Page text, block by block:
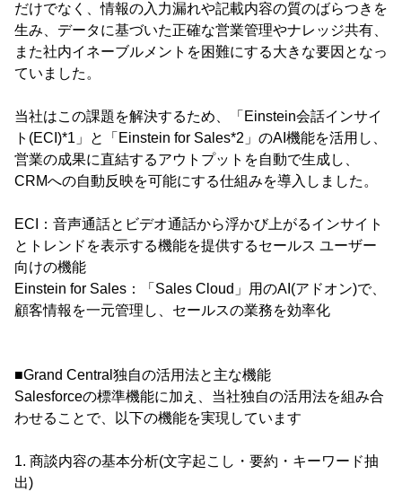
だけでなく、情報の入力漏れや記載内容の質のばらつきを
生み、データに基づいた正確な営業管理やナレッジ共有、
また社内イネーブルメントを困難にする大きな要因となっ
ていました。
当社はこの課題を解決するため、「Einstein会話インサイ
ト(ECI)*1」と「Einstein for Sales*2」のAI機能を活用し、
営業の成果に直結するアウトプットを自動で生成し、
CRMへの自動反映を可能にする仕組みを導入しました。
ECI：音声通話とビデオ通話から浮かび上がるインサイト
とトレンドを表示する機能を提供するセールス ユーザー
向けの機能
Einstein for Sales：「Sales Cloud」用のAI(アドオン)で、
顧客情報を一元管理し、セールスの業務を効率化
■Grand Central独自の活用法と主な機能
Salesforceの標準機能に加え、当社独自の活用法を組み合
わせることで、以下の機能を実現しています
1. 商談内容の基本分析(文字起こし・要約・キーワード抽
出)